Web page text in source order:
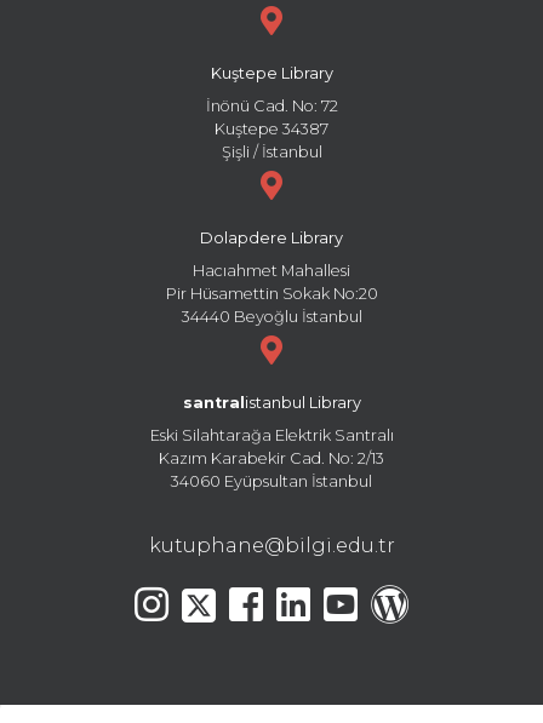
Kuştepe Library
İnönü Cad. No: 72
Kuştepe 34387
Şişli / İstanbul
Dolapdere Library
Hacıahmet Mahallesi
Pir Hüsamettin Sokak No:20
34440 Beyoğlu İstanbul
santral istanbul Library
Eski Silahtarağa Elektrik Santralı
Kazım Karabekir Cad. No: 2/13
34060 Eyüpsultan İstanbul
kutuphane@bilgi.edu.tr